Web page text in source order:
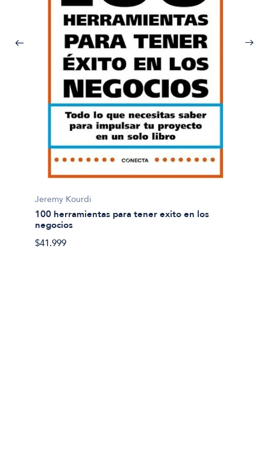
Jeremy Kourdi
100 herramientas para tener exito en los
negocios
$41.999